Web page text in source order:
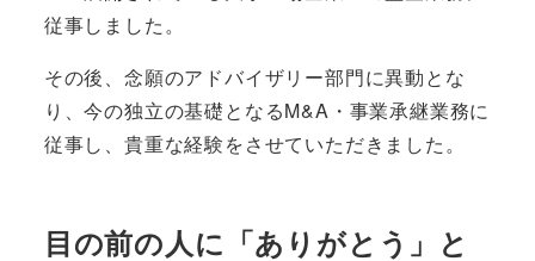
従事しました。
その後、念願のアドバイザリー部門に異動とな
り、今の独立の基礎となるM&A・事業承継業務に
従事し、貴重な経験をさせていただきました。
目の前の人に「ありがとう」と